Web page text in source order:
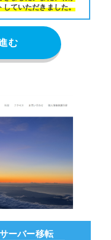
していただきました。
む
ーバー移転